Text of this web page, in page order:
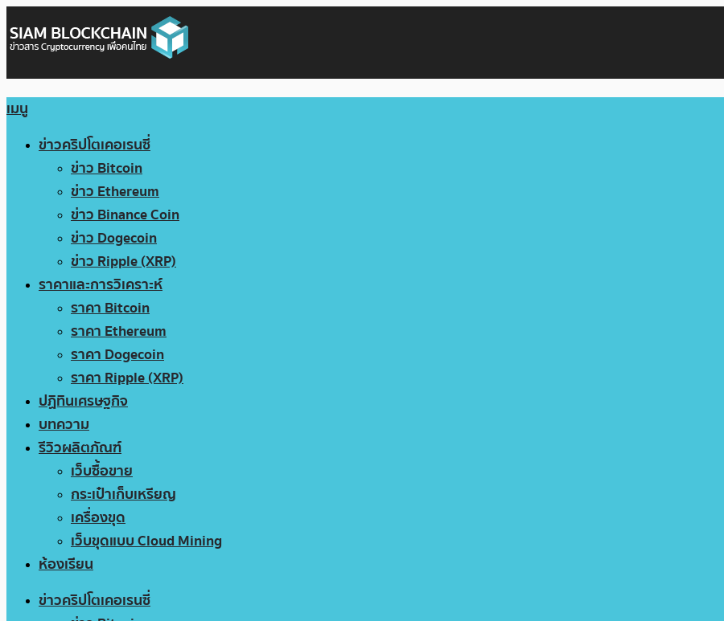
เมนู
ข่าวคริปโตเคอเรนซี่
ข่าว Bitcoin
ข่าว Ethereum
ข่าว Binance Coin
ข่าว Dogecoin
ข่าว Ripple (XRP)
ราคาและการวิเคราะห์
ราคา Bitcoin
ราคา Ethereum
ราคา Dogecoin
ราคา Ripple (XRP)
ปฏิทินเศรษฐกิจ
บทความ
รีวิวผลิตภัณฑ์
เว็บซื้อขาย
กระเป๋าเก็บเหรียญ
เครื่องขุด
เว็บขุดแบบ Cloud Mining
ห้องเรียน
ข่าวคริปโตเคอเรนซี่